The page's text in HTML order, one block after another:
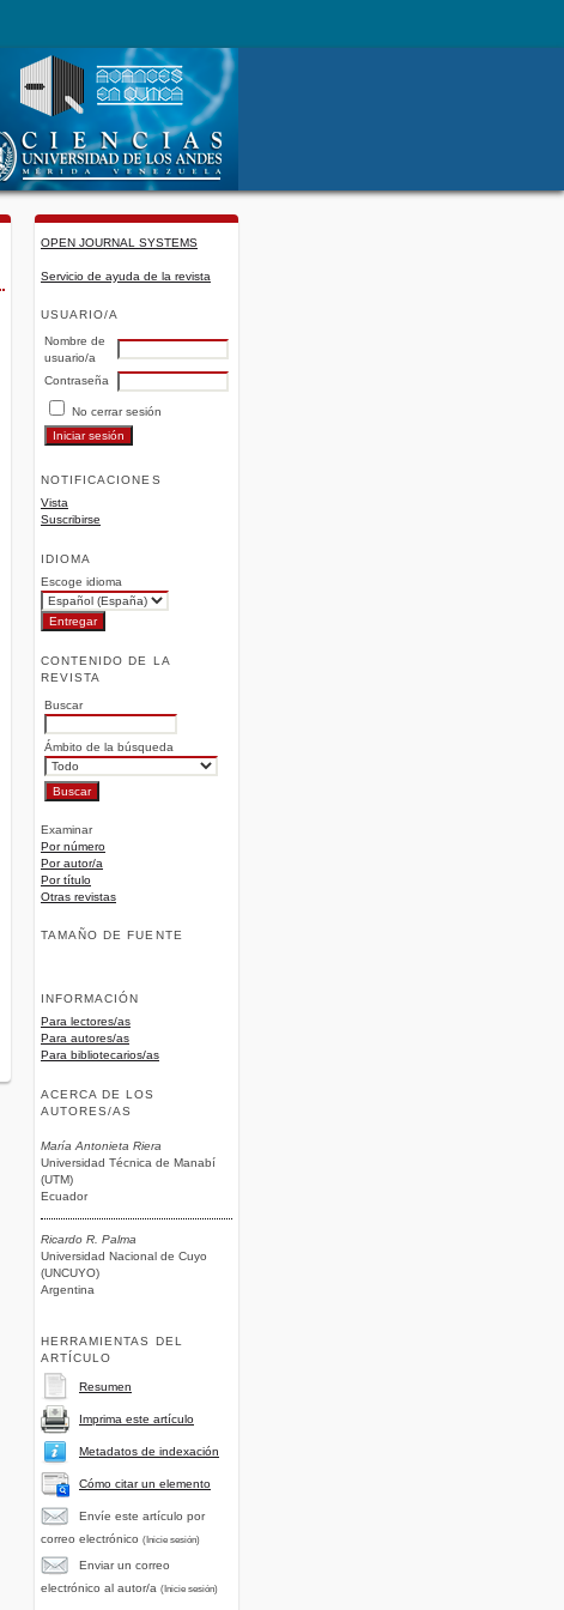
OPEN JOURNAL SYSTEMS
Servicio de ayuda de la revista
USUARIO/A
Nombre de
usuario/a
Contraseña
No cerrar sesión
NOTIFICACIONES
Vista
Suscribirse
IDIOMA
Escoge idioma
CONTENIDO DE LA
REVISTA
Buscar
Ámbito de la búsqueda
Examinar
Por número
Por autor/a
Por título
Otras revistas
TAMAÑO DE FUENTE
INFORMACIÓN
Para lectores/as
Para autores/as
Para bibliotecarios/as
ACERCA DE LOS
AUTORES/AS
María Antonieta Riera
Universidad Técnica de Manabí
(UTM)
Ecuador
Ricardo R. Palma
Universidad Nacional de Cuyo
(UNCUYO)
Argentina
HERRAMIENTAS DEL
ARTÍCULO
Resumen
Imprima este artículo
Metadatos de indexación
Cómo citar un elemento
Envíe este artículo por
correo electrónico (Inicie sesión)
Enviar un correo
electrónico al autor/a (Inicie sesión)